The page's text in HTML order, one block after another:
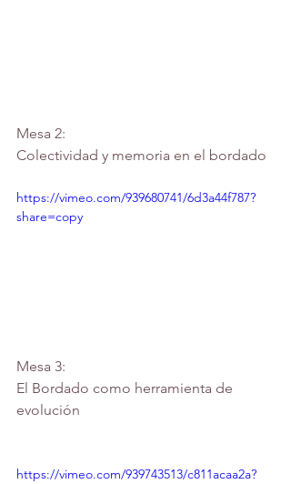
Mesa 2:
Colectividad y memoria en el bordado
https://vimeo.com/939680741/6d3a44f787?
share=copy
Mesa 3:
El Bordado como herramienta de
evolución
https://vimeo.com/939743513/c811acaa2a?